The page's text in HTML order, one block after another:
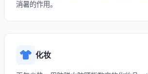
消暑的作用。
化妆